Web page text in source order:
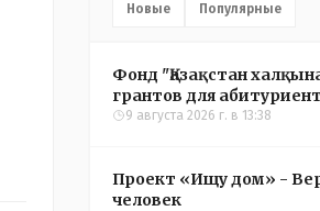
Новые Популярные
Фонд "Қазақстан
грантов для
9 августа 2026 г. в 13:38
Проект «Ищу дом» -
человек